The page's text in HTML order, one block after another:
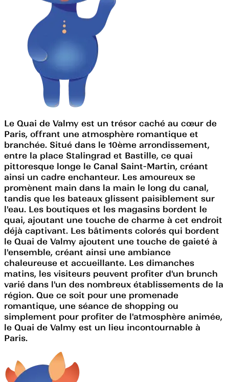
Le Quai de Valmy est un trésor caché au cœur de
Paris, offrant une atmosphère romantique et
branchée. Situé dans le 10ème arrondissement,
entre la place Stalingrad et Bastille, ce quai
pittoresque longe le Canal Saint-Martin, créant
ainsi un cadre enchanteur. Les amoureux se
promènent main dans la main le long du canal,
tandis que les bateaux glissent paisiblement sur
l'eau. Les boutiques et les magasins bordent le
quai, ajoutant une touche de charme à cet endroit
déjà captivant. Les bâtiments colorés qui bordent
le Quai de Valmy ajoutent une touche de gaieté à
l'ensemble, créant ainsi une ambiance
chaleureuse et accueillante. Les dimanches
matins, les visiteurs peuvent profiter d'un brunch
varié dans l'un des nombreux établissements de la
région. Que ce soit pour une promenade
romantique, une séance de shopping ou
simplement pour profiter de l'atmosphère animée,
le Quai de Valmy est un lieu incontournable à
Paris.